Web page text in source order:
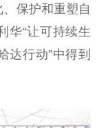
保护和重塑自
华“让可持续生
达行动”中得到